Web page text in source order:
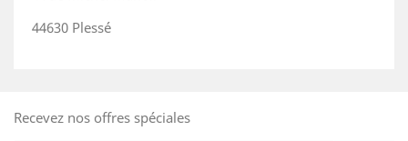
44630 Plessé
Recevez nos offres spéciales